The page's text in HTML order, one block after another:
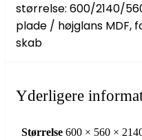
størrelse: 600/2140/
plade / højglans MDF,
skab
Yderligere
Størrelse 600 × 560 ×